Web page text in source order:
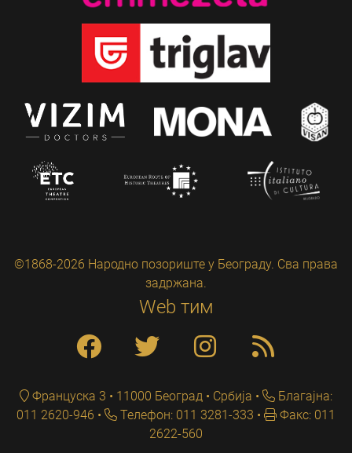
©1868-2026 Народно позориште у Београду. Сва права
задржана.
Web тим
Француска 3 • 11000 Београд • Србија
Благајна:
011 2620-946
Телефон: 011 3281-333
Факс: 011
2622-560